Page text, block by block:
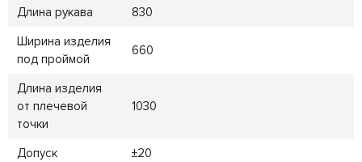
Длина рукава
830
Ширина изделия
под проймой
660
Длина изделия
от плечевой
точки
1030
Допуск
±20